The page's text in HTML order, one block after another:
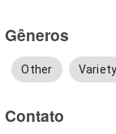
Gêneros
Other Variety
Contato